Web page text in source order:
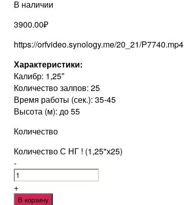
В наличии
3900.00₽
https://orfvideo.synology.me/20_21/P7740.mp4
Характеристики:
Калибр: 1,25″
Количество залпов: 25
Время работы (сек.): 35-45
Высота (м): до 55
Количество
Количество С НГ ! (1,25"х25)
-
+
В корзину